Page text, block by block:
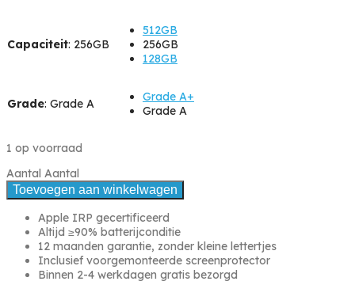
Capaciteit: 256GB
512GB
256GB
128GB
Grade: Grade A
Grade A+
Grade A
1 op voorraad
Aantal Aantal
Toevoegen aan winkelwagen
Apple IRP gecertificeerd
Altijd ≥90% batterijconditie
12 maanden garantie, zonder kleine lettertjes
Inclusief voorgemonteerde screenprotector
Binnen 2-4 werkdagen gratis bezorgd